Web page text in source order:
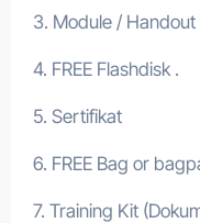
3. Module / Handout
4. FREE Flashdisk .
5. Sertifikat
6. FREE Bag or
7. Training Kit